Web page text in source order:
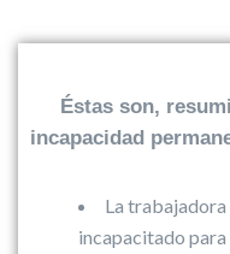
Éstas son,
incapacidad
La
incapacitado